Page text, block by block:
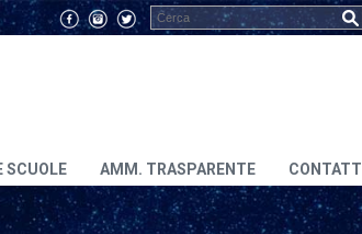
SCUOLE AMM. TRASPARENTE CONTATTI